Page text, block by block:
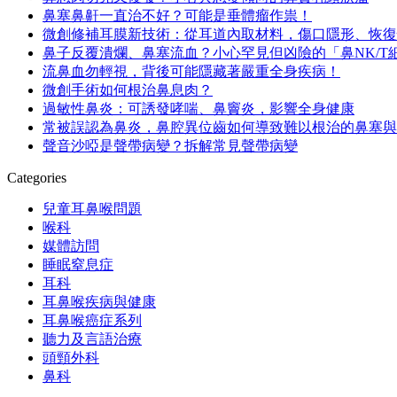
鼻塞鼻鼾一直治不好？可能是垂體瘤作祟！
微創修補耳膜新技術：從耳道內取材料，傷口隱形、恢
鼻子反覆潰爛、鼻塞流血？小心罕見但凶險的「鼻NK/T
流鼻血勿輕視，背後可能隱藏著嚴重全身疾病！
微創手術如何根治鼻息肉？
過敏性鼻炎：可誘發哮喘、鼻竇炎，影響全身健康
常被誤認為鼻炎，鼻腔異位齒如何導致難以根治的鼻塞
聲音沙啞是聲帶病變？拆解常見聲帶病變
Categories
兒童耳鼻喉問題
喉科
媒體訪問
睡眠窒息症
耳科
耳鼻喉疾病與健康
耳鼻喉癌症系列
聽力及言語治療
頭頸外科
鼻科